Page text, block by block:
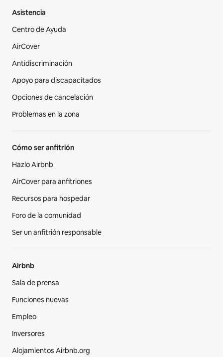
Asistencia
Centro de Ayuda
AirCover
Antidiscriminación
Apoyo para discapacitados
Opciones de cancelación
Problemas en la zona
Cómo ser anfitrión
Hazlo Airbnb
AirCover para anfitriones
Recursos para hospedar
Foro de la comunidad
Ser un anfitrión responsable
Airbnb
Sala de prensa
Funciones nuevas
Empleo
Inversores
Alojamientos Airbnb.org